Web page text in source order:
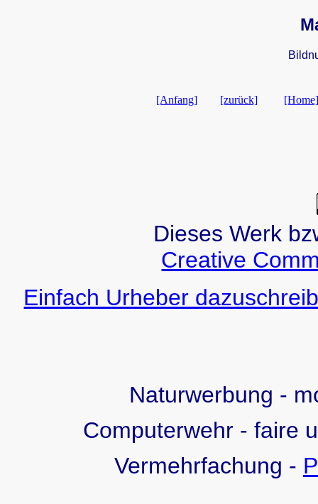
[Anfang] [zurück] [Home]
Dieses Werk
Creative
Einfach Urheber
Naturwerbung -
Computerwehr - faire
Vermehrfachung -